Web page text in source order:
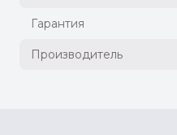
Гарантия
Производитель